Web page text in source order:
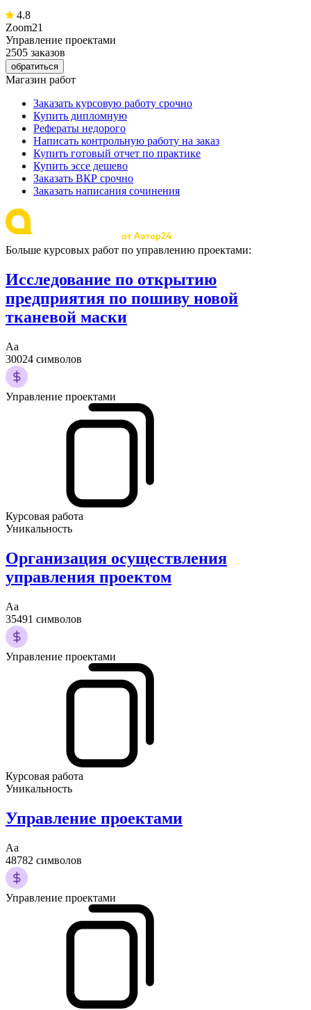
4.8
Zoom21
Управление проектами
2505 заказов
обратиться
Магазин работ
Заказать курсовую работу срочно
Купить дипломную
Рефераты недорого
Написать контрольную работу на заказ
Купить готовый отчет по практике
Купить эссе дешево
Заказать ВКР срочно
Заказать написания сочинения
Больше курсовых работ по управлению проектами:
Исследование по открытию
предприятия по пошиву новой
тканевой маски
Аа
30024 символов
Управление проектами
Курсовая работа
Уникальность
Организация осуществления
управления проектом
Аа
35491 символов
Управление проектами
Курсовая работа
Уникальность
Управление проектами
Аа
48782 символов
Управление проектами